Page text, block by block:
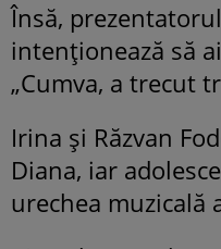
Însă,
intenționează să
„Cumva, a trecut
Irina și Răzvan
Diana, iar
urechea muzicală